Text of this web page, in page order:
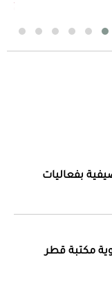
بفعاليات
مكتبة قطر